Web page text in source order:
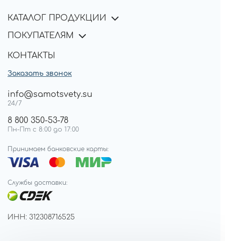
КАТАЛОГ ПРОДУКЦИИ
ПОКУПАТЕЛЯМ
КОНТАКТЫ
Заказать звонок
info@samotsvety.su
24/7
8 800 350-53-78
Пн-Пт с 8:00 до 17:00
Принимаем банковские карты:
Службы доставки:
ИНН: 312308716525